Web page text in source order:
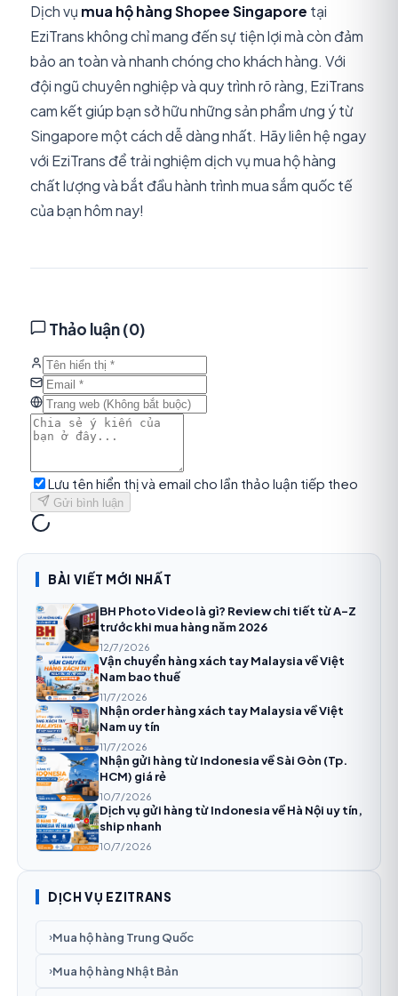
Dịch vụ mua hộ hàng Shopee Singapore tại
EziTrans không chỉ mang đến sự tiện lợi mà còn đảm
bảo an toàn và nhanh chóng cho khách hàng. Với
đội ngũ chuyên nghiệp và quy trình rõ ràng, EziTrans
cam kết giúp bạn sở hữu những sản phẩm ưng ý từ
Singapore một cách dễ dàng nhất. Hãy liên hệ ngay
với EziTrans để trải nghiệm dịch vụ mua hộ hàng
chất lượng và bắt đầu hành trình mua sắm quốc tế
của bạn hôm nay!
Thảo luận (0)
Lưu tên hiển thị và email cho lần thảo luận tiếp theo
Gửi bình luận
BÀI VIẾT MỚI NHẤT
BH Photo Video là gì? Review chi tiết từ A-Z
trước khi mua hàng năm 2026
12/7/2026
Vận chuyển hàng xách tay Malaysia về Việt
Nam bao thuế
11/7/2026
Nhận order hàng xách tay Malaysia về Việt
Nam uy tín
11/7/2026
Nhận gửi hàng từ Indonesia về Sài Gòn (Tp.
HCM) giá rẻ
10/7/2026
Dịch vụ gửi hàng từ Indonesia về Hà Nội uy tín,
ship nhanh
10/7/2026
DỊCH VỤ EZITRANS
›Mua hộ hàng Trung Quốc
›Mua hộ hàng Nhật Bản